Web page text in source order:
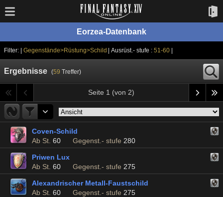
Eorzea-Datenbank
Filter: | Gegenstände>Rüstung>Schild | Ausrüst.- stufe :51-60
Ergebnisse (59 Treffer)
Seite 1 (von 2)
Coven-Schild
Ab St. 60 Gegenst.- stufe 280
Priwen Lux
Ab St. 60 Gegenst.- stufe 275
Alexandrischer Metall-Faustschild
Ab St. 60 Gegenst.- stufe 275